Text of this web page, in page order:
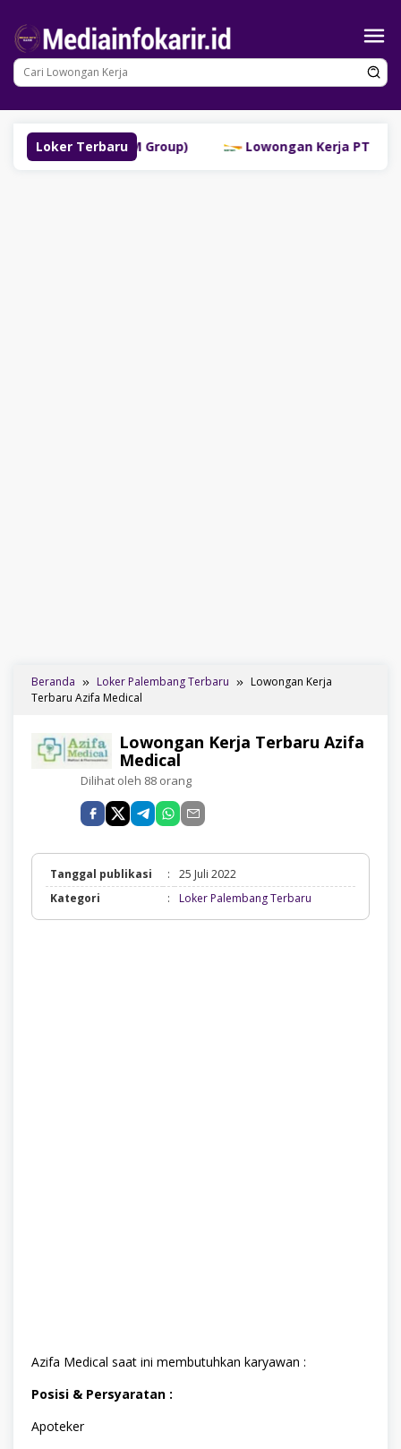
konten
Loker Terbaru
(SM Group) Lowongan Kerja PT Bank
Beranda Loker Palembang Terbaru
Lowongan Kerja
Terbaru Azifa Medical
Lowongan Kerja Terbaru Azifa
Medical
Dilihat oleh 88 orang
Tanggal publikasi :
25 Juli 2022
Kategori
: Loker Palembang Terbaru
Azifa Medical saat ini membutuhkan karyawan :
Posisi & Persyaratan :
Apoteker